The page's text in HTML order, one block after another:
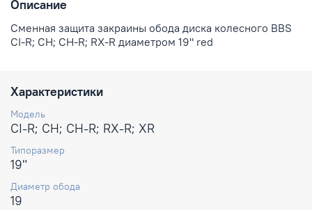
Описание
Сменная защита закраины обода диска колесного BBS
CI-R; CH; CH-R; RX-R диаметром 19" red
Характеристики
Модель
CI-R; CH; CH-R; RX-R; XR
Типоразмер
19"
Диаметр обода
19